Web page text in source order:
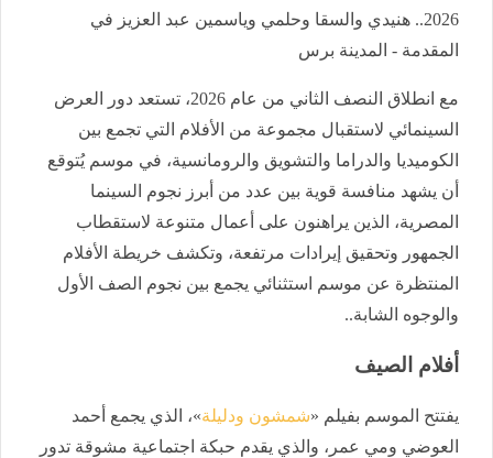
2026.. هنيدي والسقا وحلمي وياسمين عبد العزيز في
المقدمة - المدينة برس
مع انطلاق النصف الثاني من عام 2026، تستعد دور العرض
السينمائي لاستقبال مجموعة من الأفلام التي تجمع بين
الكوميديا والدراما والتشويق والرومانسية، في موسم يُتوقع
أن يشهد منافسة قوية بين عدد من أبرز نجوم السينما
المصرية، الذين يراهنون على أعمال متنوعة لاستقطاب
الجمهور وتحقيق إيرادات مرتفعة، وتكشف خريطة الأفلام
المنتظرة عن موسم استثنائي يجمع بين نجوم الصف الأول
والوجوه الشابة..
أفلام الصيف
يفتتح الموسم بفيلم «شمشون ودليلة»، الذي يجمع أحمد
العوضي ومي عمر، والذي يقدم حبكة اجتماعية مشوقة تدور